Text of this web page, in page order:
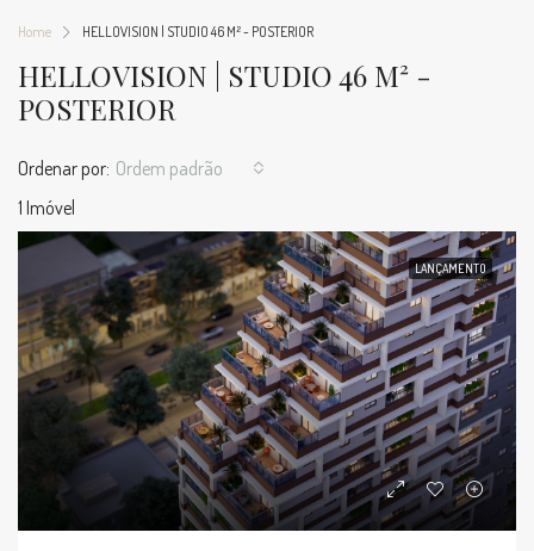
Home HELLOVISION | STUDIO 46 M² - POSTERIOR
HELLOVISION | STUDIO 46 M² -
POSTERIOR
1 Imóvel
Ordenar por: Ordem padrão
LANÇAMENTO